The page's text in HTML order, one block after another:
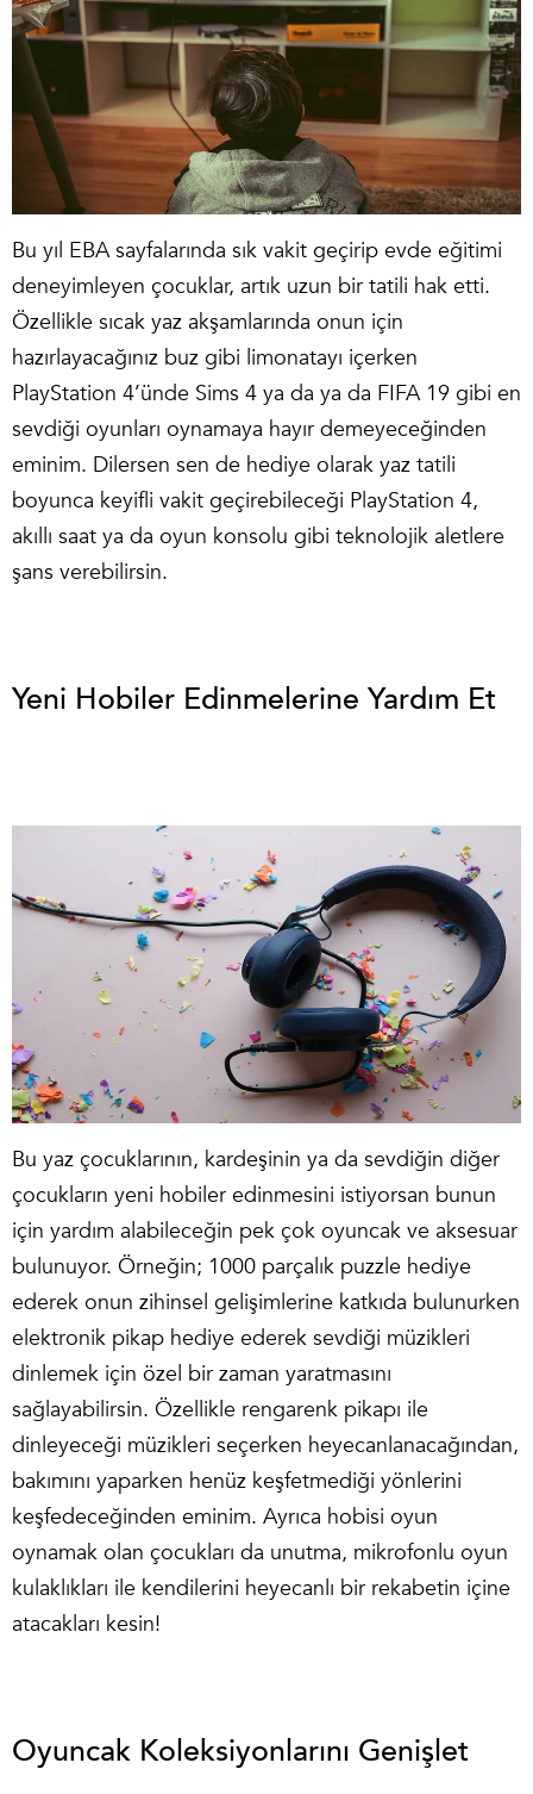
Bu yıl EBA sayfalarında sık vakit geçirip evde eğitimi
deneyimleyen çocuklar, artık uzun bir tatili hak etti.
Özellikle sıcak yaz akşamlarında onun için
hazırlayacağınız buz gibi limonatayı içerken
PlayStation 4’ünde Sims 4 ya da ya da FIFA 19 gibi en
sevdiği oyunları oynamaya hayır demeyeceğinden
eminim. Dilersen sen de hediye olarak yaz tatili
boyunca keyifli vakit geçirebileceği PlayStation 4,
akıllı saat ya da oyun konsolu gibi teknolojik aletlere
şans verebilirsin.
Yeni Hobiler Edinmelerine Yardım Et
Bu yaz çocuklarının, kardeşinin ya da sevdiğin diğer
çocukların yeni hobiler edinmesini istiyorsan bunun
için yardım alabileceğin pek çok oyuncak ve aksesuar
bulunuyor. Örneğin; 1000 parçalık puzzle hediye
ederek onun zihinsel gelişimlerine katkıda bulunurken
elektronik pikap hediye ederek sevdiği müzikleri
dinlemek için özel bir zaman yaratmasını
sağlayabilirsin. Özellikle rengarenk pikapı ile
dinleyeceği müzikleri seçerken heyecanlanacağından,
bakımını yaparken henüz keşfetmediği yönlerini
keşfedeceğinden eminim. Ayrıca hobisi oyun
oynamak olan çocukları da unutma, mikrofonlu oyun
kulaklıkları ile kendilerini heyecanlı bir rekabetin içine
atacakları kesin!
Oyuncak Koleksiyonlarını Genişlet